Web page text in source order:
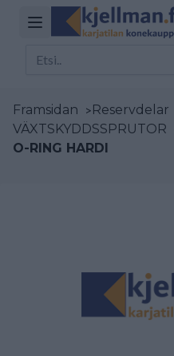
Framsidan >Reservdelar
VÄXTSKYDDSSPRUTOR
O-RING HARDI